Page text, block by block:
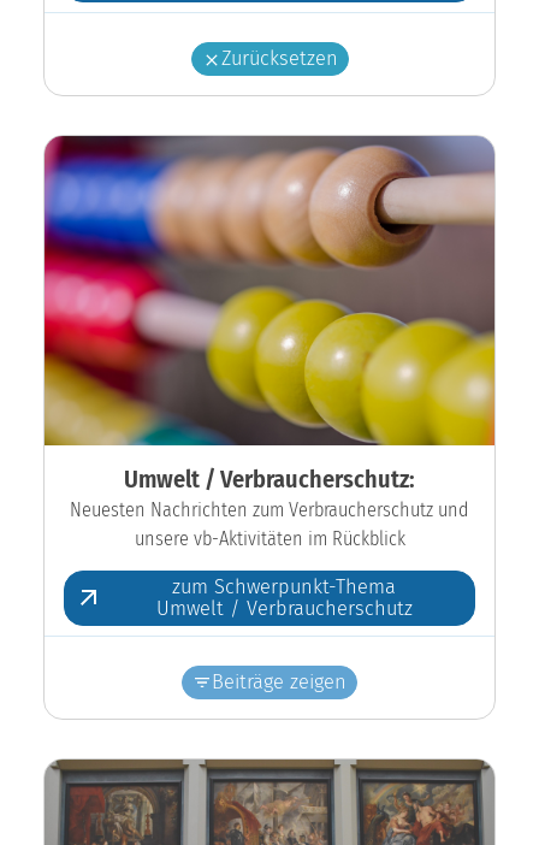
Zurücksetzen
Umwelt / Verbraucherschutz:
Neuesten Nachrichten zum Verbraucherschutz und
unsere vb-Aktivitäten im Rückblick
zum Schwerpunkt-Thema
Umwelt / Verbraucherschutz
Beiträge zeigen